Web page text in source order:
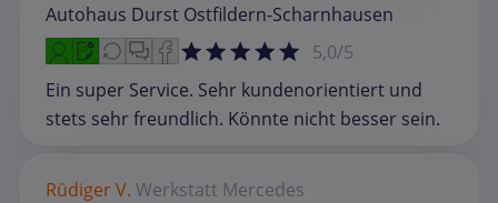
Autohaus Durst Ostfildern-Scharnhausen
5,0/5
Ein super Service. Sehr kundenorientiert und
stets sehr freundlich. Könnte nicht besser sein.
Rüdiger V. Werkstatt Mercedes